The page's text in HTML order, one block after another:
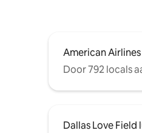
American
Door 792 locals
Dallas Love Field